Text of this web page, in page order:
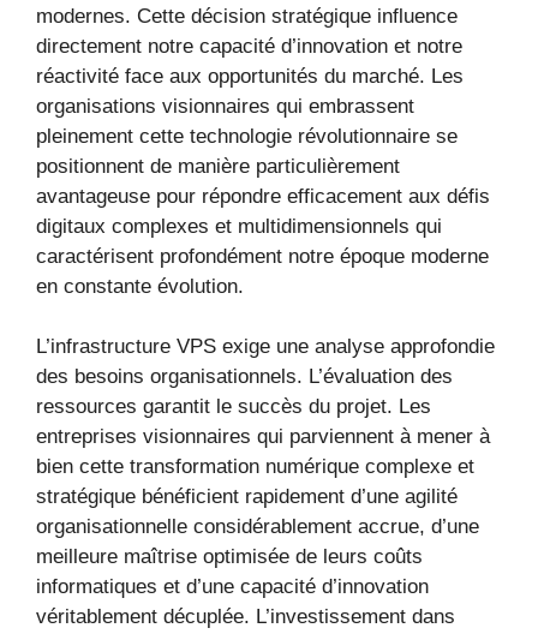
modernes. Cette décision stratégique influence
directement notre capacité d’innovation et notre
réactivité face aux opportunités du marché. Les
organisations visionnaires qui embrassent
pleinement cette technologie révolutionnaire se
positionnent de manière particulièrement
avantageuse pour répondre efficacement aux défis
digitaux complexes et multidimensionnels qui
caractérisent profondément notre époque moderne
en constante évolution.
L’infrastructure VPS exige une analyse approfondie
des besoins organisationnels. L’évaluation des
ressources garantit le succès du projet. Les
entreprises visionnaires qui parviennent à mener à
bien cette transformation numérique complexe et
stratégique bénéficient rapidement d’une agilité
organisationnelle considérablement accrue, d’une
meilleure maîtrise optimisée de leurs coûts
informatiques et d’une capacité d’innovation
véritablement décuplée. L’investissement dans